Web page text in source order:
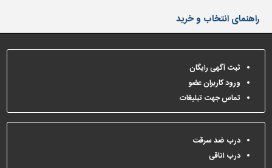
حفاظ
دیوارپوش،
کفپوش
و
سنگ
سرویس
بهداشتی
و
ماشین
راهنمای انتخاب و خرید
ثبت آگهی رایگان
ورود کاربران عضو
تماس جهت تبلیغات
درب ضد سرقت
درب اتاقی